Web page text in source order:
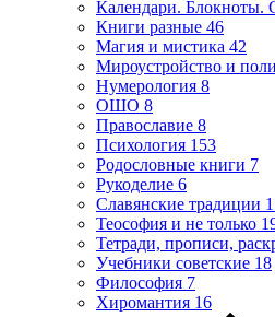
Календари. Блокноты.
Книги разные 46
Магия и мистика 42
Мироустройство и
Нумерология 8
ОШО 8
Православие 8
Психология 153
Родословные книги 7
Рукоделие 6
Славянские традиции
Теософия и не только
Тетради, прописи,
Учебники советские 18
Философия 7
Хиромантия 16